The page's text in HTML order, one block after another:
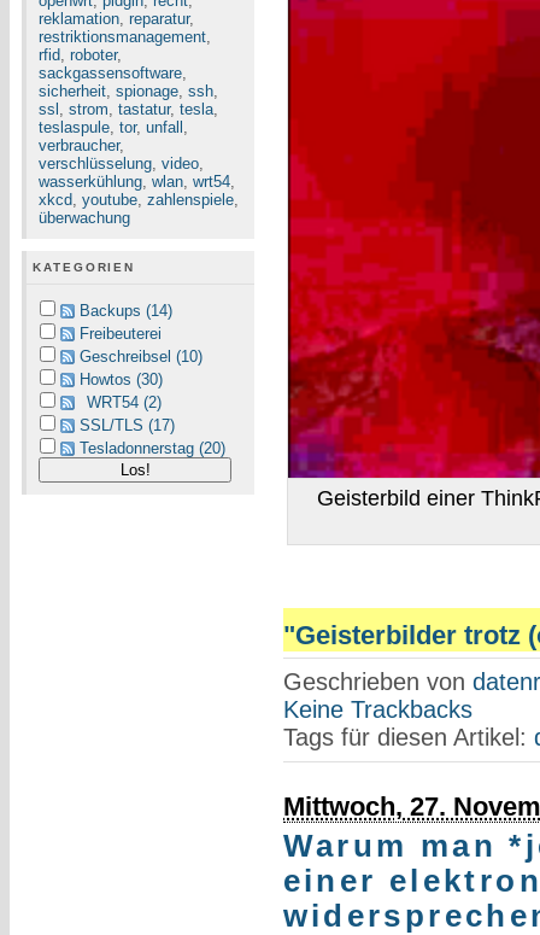
reklamation, reparatur,
restriktionsmanagement,
rfid, roboter,
sackgassensoftware,
sicherheit, spionage, ssh,
ssl , strom, tastatur, tesla,
teslaspule, tor, unfall ,
verbraucher,
verschlüsselung, video,
wasserkühlung, wlan, wrt54,
xkcd, youtube, zahlenspiele,
überwachung
KATEGORIEN
Backups (14)
Freibeuterei
Geschreibsel (10)
Howtos (30)
WRT54 (2)
SSL/TLS (17)
Tesladonnerstag (20)
Geisterbild einer
"Geisterbilder trotz
Geschrieben von
Keine Trackbacks
Tags für diesen Artikel:
Mittwoch, 27.
Warum man
einer